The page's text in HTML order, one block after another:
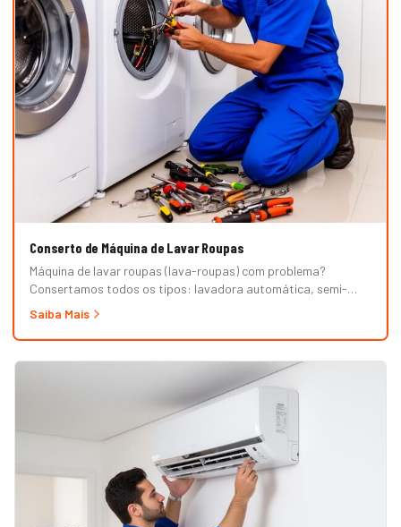
Conserto de Máquina de Lavar Roupas
Máquina de lavar roupas (lava-roupas) com problema?
Consertamos todos os tipos: lavadora automática, semi-
automática, tanquinho, abertura superior e frontal. Marcas
Continental e Mueller. Atendimento em domicílio com
orçamento grátis.
Saiba Mais